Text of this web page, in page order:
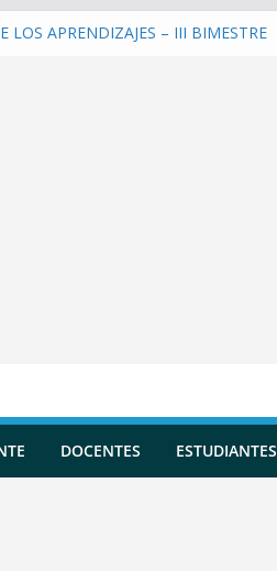
LOS APRENDIZAJES – III BIMESTRE
DOCENTES ESTUDIANTES